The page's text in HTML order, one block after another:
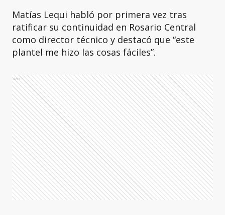
Matías Lequi habló por primera vez tras
ratificar su continuidad en Rosario Central
como director técnico y destacó que “este
plantel me hizo las cosas fáciles”.
Ads